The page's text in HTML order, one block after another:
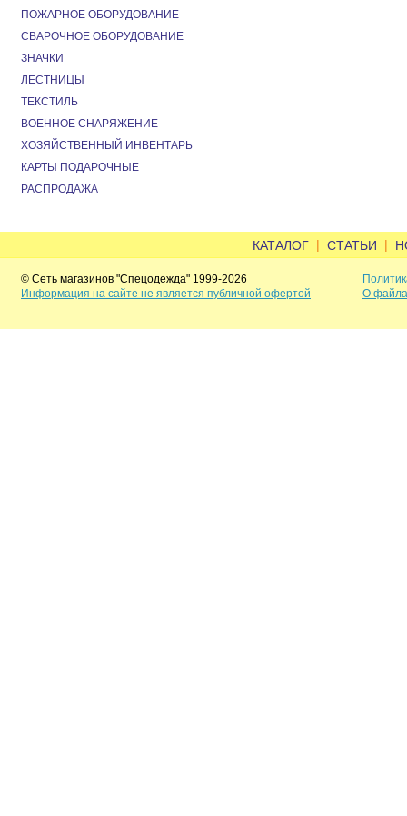
ПОЖАРНОЕ ОБОРУДОВАНИЕ
СВАРОЧНОЕ ОБОРУДОВАНИЕ
ЗНАЧКИ
ЛЕСТНИЦЫ
ТЕКСТИЛЬ
ВОЕННОЕ СНАРЯЖЕНИЕ
ХОЗЯЙСТВЕННЫЙ ИНВЕНТАРЬ
КАРТЫ ПОДАРОЧНЫЕ
РАСПРОДАЖА
КАТАЛОГ | СТАТЬИ |
© Сеть магазинов "Спецодежда" 1999-2026
Информация на сайте не является публичной офертой
О